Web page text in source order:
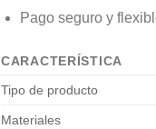
Pago seguro y
CARACTERÍSTICA
Tipo de producto
Materiales